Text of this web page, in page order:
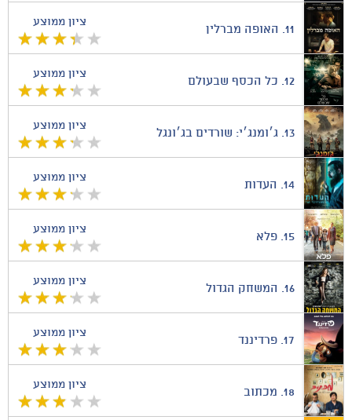
ציון ממוצע
11. האופה מברלין
ציון ממוצע
12. כל הכסף שבעולם
ציון ממוצע
13. ג׳ומנג׳י: שורדים בג׳ונגל
ציון ממוצע
14. העדות
ציון ממוצע
15. פלא
ציון ממוצע
16. המשחק הגדול
ציון ממוצע
17. פרדיננד
ציון ממוצע
18. מכתוב